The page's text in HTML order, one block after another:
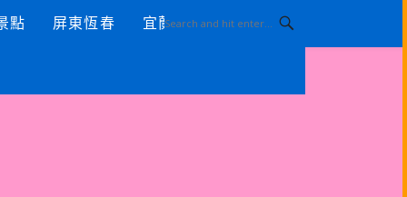
點 屏東恆春 宜蘭景點